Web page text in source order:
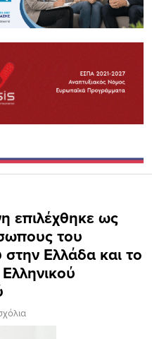
επιλέχθηκε ως
του
στην Ελλάδα και το